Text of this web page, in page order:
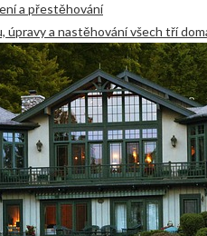
a přestěhování
úpravy a nastěhování všech tří